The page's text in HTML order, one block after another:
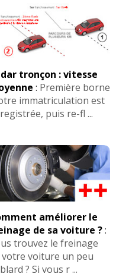
tronçon : vitesse
: Première borne
immatriculation est
puis re-fl ...
améliorer le
de sa voiture ?:
trouvez le freinage
votre voiture un peu
? Si vous r ...